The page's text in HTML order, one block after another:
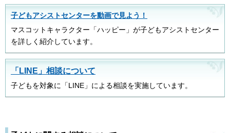
子どもアシストセンターを動画で見よう！
マスコットキャラクター「ハッピー」が子どもアシストセンター
を詳しく紹介しています。
「LINE」相談について
子どもを対象に「LINE」による相談を実施しています。